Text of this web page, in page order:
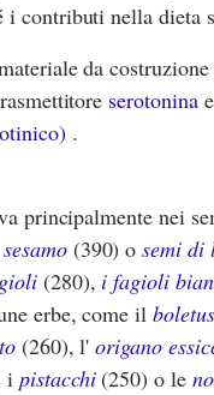
i contributi nella dieta
da
serotonina
.
principalmente nei
sesamo(390) osemi di
(280), i fagioli
erbe, come il
(260), l'origano
i pistacchi(250) o le